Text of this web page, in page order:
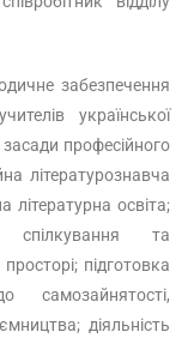
забезпечення
української
засади професійного
літературознавча
літературна освіта;
спілкування та
підготовка
самозайнятості,
діяльність